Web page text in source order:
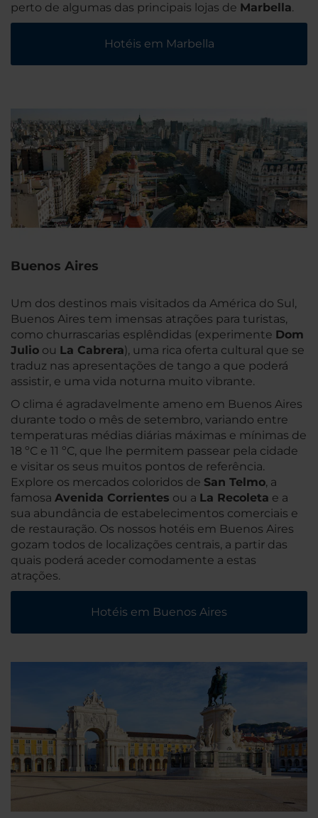
perto de algumas das principais lojas de Marbella.
Hotéis em Marbella
Buenos Aires
Um dos destinos mais visitados da América do Sul,
Buenos Aires tem imensas atrações para turistas,
como churrascarias esplêndidas (experimente Dom
Julio ou La Cabrera), uma rica oferta cultural que se
traduz nas apresentações de tango a que poderá
assistir, e uma vida noturna muito vibrante.
O clima é agradavelmente ameno em Buenos Aires
durante todo o mês de setembro, variando entre
temperaturas médias diárias máximas e mínimas de
18 ºC e 11 ºC, que lhe permitem passear pela cidade
e visitar os seus muitos pontos de referência.
Explore os mercados coloridos de San Telmo, a
famosa Avenida Corrientes ou a La Recoleta e a
sua abundância de estabelecimentos comerciais e
de restauração. Os nossos hotéis em Buenos Aires
gozam todos de localizações centrais, a partir das
quais poderá aceder comodamente a estas
atrações.
Hotéis em Buenos Aires